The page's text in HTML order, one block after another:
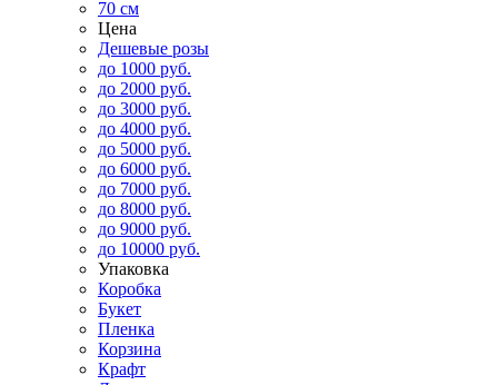
70 см
Цена
Дешевые розы
до 1000 руб.
до 2000 руб.
до 3000 руб.
до 4000 руб.
до 5000 руб.
до 6000 руб.
до 7000 руб.
до 8000 руб.
до 9000 руб.
до 10000 руб.
Упаковка
Коробка
Букет
Пленка
Корзина
Крафт